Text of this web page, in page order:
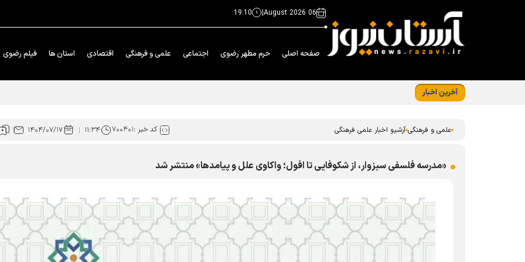
06 August 2026
|
19:10
صفحه اصلی حرم مطهر رضوی اجتماعی علمی و فرهنگی اقتصادی استان ها فیلم رضوی
آخرین اخبار
علمی و فرهنگی آرشیو اخبار علمی فرهنگی کد خبر :۷۰۰۴۰۱ ۱۱:۳۴ ۱۴۰۴/۰۷/۱۷
«مدرسه فلسفی سبزوار، از شکوفایی تا افول؛ واکاوی علل و پیامدها» منتشر شد